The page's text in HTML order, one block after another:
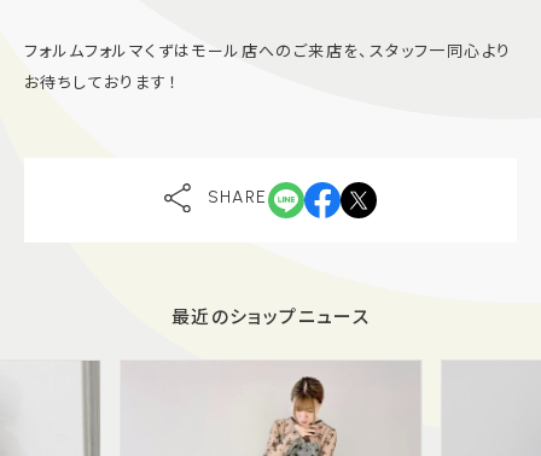
フォルムフォルマくずはモール店へのご来店を、スタッフ一同心より
お待ちしております！
SHARE
最近のショップニュース